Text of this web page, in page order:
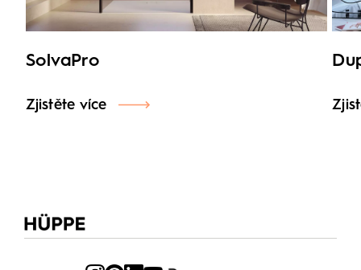
SolvaPro
Zjistěte více